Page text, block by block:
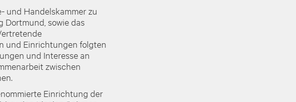
und Handelskammer zu
sowie das
und Einrichtungen folgten
und Interesse an
zwischen
Einrichtung der